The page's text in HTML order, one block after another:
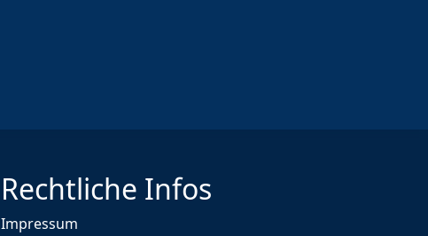
Rechtliche Infos
Impressum